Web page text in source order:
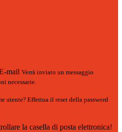
mail Verrà inviato un messaggio
necessarie.
utente? Effettua il reset della password
la casella di posta elettronica!